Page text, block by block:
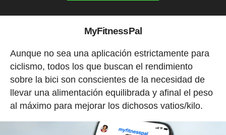
MyFitnessPal
Aunque no sea una aplicación estrictamente para
ciclismo, todos los que buscan el rendimiento
sobre la bici son conscientes de la necesidad de
llevar una alimentación equilibrada y afinal el peso
al máximo para mejorar los dichosos vatios/kilo.